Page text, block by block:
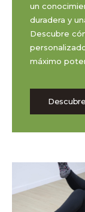
un
duradera y
Descubre
máximo